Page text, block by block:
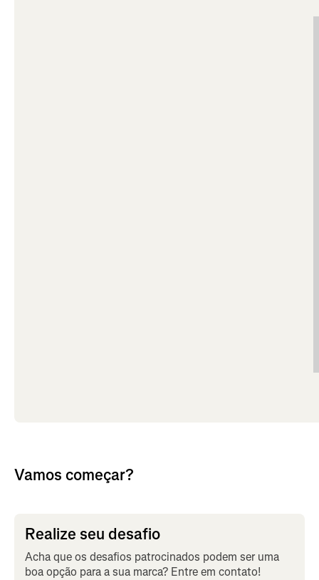
Vamos começar?
Realize seu desafio
Acha que os desafios patrocinados podem ser uma
boa opção para a sua marca? Entre em contato!